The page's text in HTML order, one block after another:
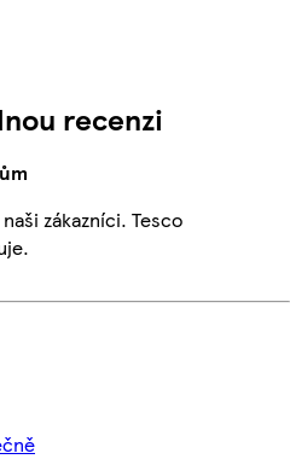
recenzi
zákazníci. Tesco